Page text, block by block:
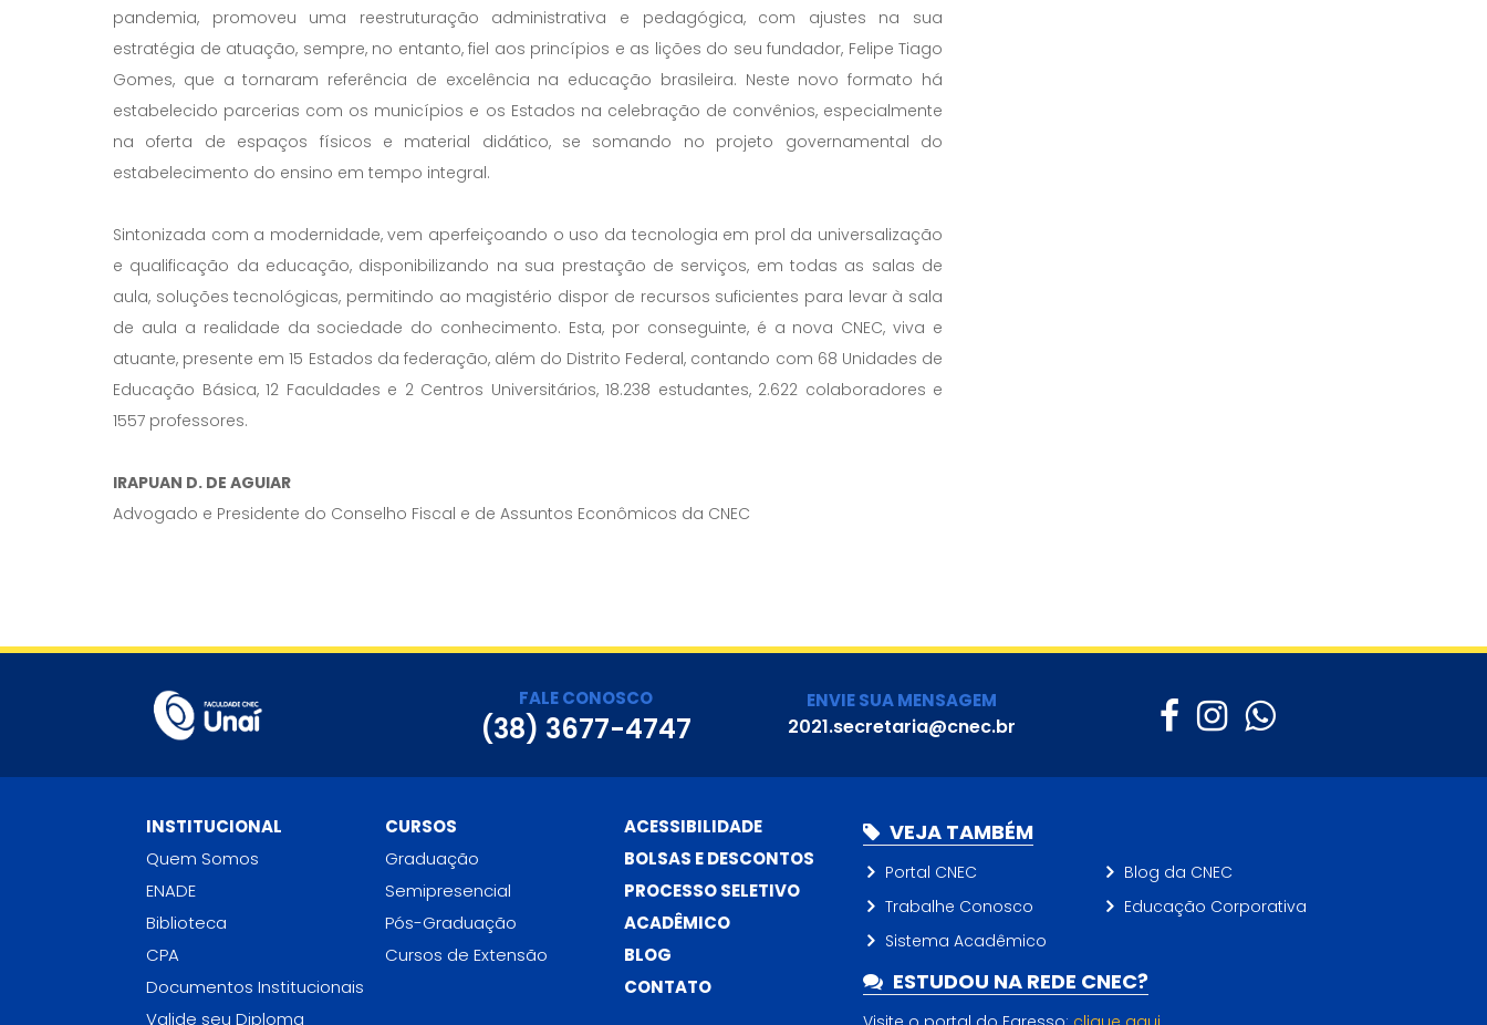
pandemia, promoveu uma reestruturação administrativa e pedagógica, com ajustes na sua
estratégia de atuação, sempre, no entanto, fiel aos princípios e as lições do seu fundador, Felipe Tiago
Gomes, que a tornaram referência de excelência na educação brasileira. Neste novo formato há
estabelecido parcerias com os municípios e os Estados na celebração de convênios, especialmente
na oferta de espaços físicos e material didático, se somando no projeto governamental do
estabelecimento do ensino em tempo integral.
Sintonizada com a modernidade, vem aperfeiçoando o uso da tecnologia em prol da universalização
e qualificação da educação, disponibilizando na sua prestação de serviços, em todas as salas de
aula, soluções tecnológicas, permitindo ao magistério dispor de recursos suficientes para levar à sala
de aula a realidade da sociedade do conhecimento. Esta, por conseguinte, é a nova CNEC, viva e
atuante, presente em 15 Estados da federação, além do Distrito Federal, contando com 68 Unidades de
Educação Básica, 12 Faculdades e 2 Centros Universitários, 18.238 estudantes, 2.622 colaboradores e
1557 professores.
IRAPUAN D. DE AGUIAR
Advogado e Presidente do Conselho Fiscal e de Assuntos Econômicos da CNEC
FALE CONOSCO
(38) 3677-4747
ENVIE SUA MENSAGEM
2021.secretaria@cnec.br
INSTITUCIONAL
Quem Somos
ENADE
Biblioteca
CPA
Documentos Institucionais
Valide seu Diploma
CURSOS
Graduação
Semipresencial
Pós-Graduação
Cursos de Extensão
ACESSIBILIDADE
BOLSAS E DESCONTOS
PROCESSO SELETIVO
ACADÊMICO
BLOG
CONTATO
VEJA TAMBÉM
Portal CNEC
Blog da CNEC
Trabalhe Conosco
Educação Corporativa
Sistema Acadêmico
ESTUDOU NA REDE CNEC?